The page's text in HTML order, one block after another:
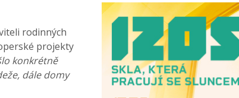
rodinných
projekty
konkrétně
dále domy